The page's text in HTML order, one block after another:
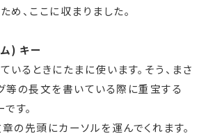
め、ここに収まりました。
) キー
いるときにたまに使います。そう、まさ
等の長文を書いている際に重宝する
す。
の先頭にカーソルを運んでくれます。